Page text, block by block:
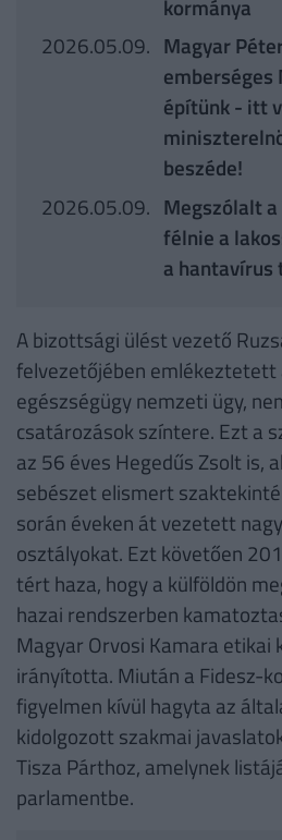
kormánya
2026.05.09. Magyar
építünk - itt
beszéde!
2026.05.09. Megszólalt
félnie a
a
A bizottsági ülést vezető
felvezetőjében emlékeztetett
egészségügy nemzeti ügy,
csatározások színtere. Ezt a
az 56 éves Hegedűs Zsolt is,
sebészet elismert
során éveken át vezetett
osztályokat. Ezt követően
tért haza, hogy a külföldön
hazai rendszerben
Magyar Orvosi Kamara etikai
irányította. Miután a Fidesz-
figyelmen kívül hagyta az
kidolgozott szakmai
Tisza Párthoz, amelynek
parlamentbe.